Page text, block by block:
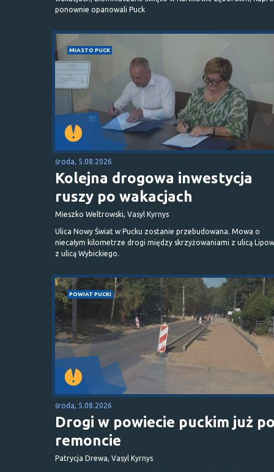
ponownie opanowali Puck
MIASTO PUCK
środa, 5.08.2026
Kolejna drogowa inwestycja
ruszy po wakacjach
Mieszko Weltrowski, Vasyl Kyrnys
Ulica Nowy Świat w Pucku zostanie przebudowana. Mowa o
niecałym kilometrze drogi między skrzyżowaniami z ulicą
z ulicą Wybickiego.
POWIAT PUCKI
środa, 5.08.2026
Drogi w powiecie puckim już
remoncie
Patrycja Drewa, Vasyl Kyrnys